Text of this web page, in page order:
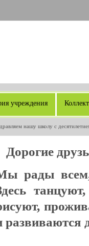
учреждения
нашу школу с
Дорогие
рады всем,
развиваются